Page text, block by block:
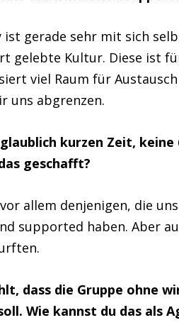
ist gerade sehr mit sich
gelebte Kultur. Diese ist
viel Raum für
uns abgrenzen.
kurzen Zeit,
geschafft?
allem denjenigen, die
supported haben. Aber
dass die Gruppe ohne
Wie kannst du das als